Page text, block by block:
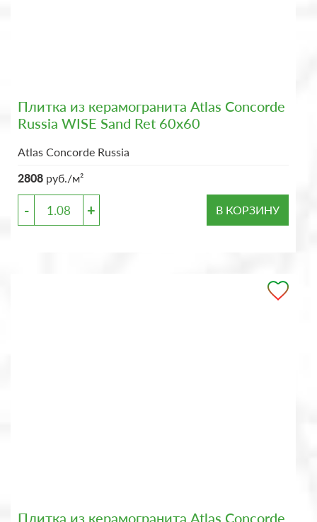
Плитка из керамогранита Atlas Concorde
Russia WISE Sand Ret 60x60
Atlas Concorde Russia
2808 руб./м²
- + В КОРЗИНУ
Плитка из керамогранита Atlas Concorde